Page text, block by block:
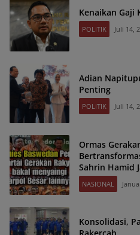
Kenaikan Gaji
POLITIK Juli 14,
Adian
Penting
POLITIK Juli 14,
Ormas
NASIONAL
Konsolidasi,